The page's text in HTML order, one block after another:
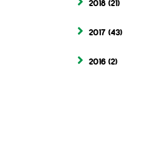
2018 (21)
2017 (43)
2016 (2)